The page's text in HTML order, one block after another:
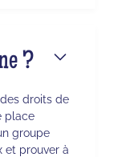
?
droits de
place
groupe
et prouver à